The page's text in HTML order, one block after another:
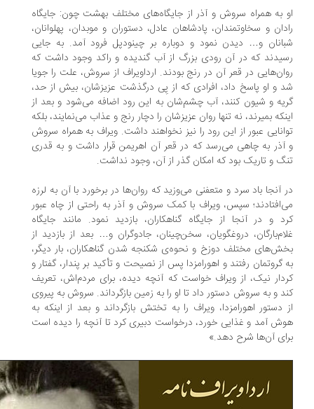
به همراه سروش و آذر از جایگاه‌های مختلف بهشت چون: جایگاه
و سخاوتمندان، پادشاهان عادل، دستوران و موبدان، پهلوانان،
و… دیدن نمود و دوباره بر چینودپل فرود آمد. به جایی
که در آن رودی بزرگ از آب گندیده و راکد وجود داشت که
در قعر آن در رنج بودند. ارداویراف از سروش، علت را جویا
و او پاسخ داد، افرادی که از پِی درگذشت عزیزشان، بیش از حد،
و شیون کنند، آب چشم‌شان به این رود اضافه می‌شود و بعد از
بمیرند، نه تنها روان عزیزشان را دچار رنج و عذاب می‌نمایند، بلکه
عبور از این رود را نیز نخواهند داشت. ویراف به همراه سروش
به چاهی می‌رسد که در قعر آن اهریمن قرار داشت و به قدری
و تاریک بود که امکان گذر از آن، وجود نداشت.
آنجا باد سرد و متعفنی می‌وزید که روان‌ها در برخورد با آن به لرزه
سپس، ویراف با کمک سروش و آذر به راحتی از چاه عبور
و در آنجا از جایگاه گناهکاران، بازدید نمود. مانند جایگاه
دروغگویان، سخن‌چینان، جادوگران و… بعد از بازدید از
مختلف دوزخ و نحوه‌ی شکنجه شدن گناهکاران، بار دیگر،
گروتمان رفتند و اهورامزدا پس از نصیحت و تأکید بر پندار، گفتار و
نیک، از ویراف خواست که آنچه دیده، برای مردم‌اش، تعریف
و به سروش دستور داد تا او را به زمین بازگرداند. سروش به پیروی
دستور اهورامزدا، ویراف را به تختش بازگرداند و بعد از اینکه به
آمد و غذایی خورد، درخواست دبیری کرد تا آنچه را دیده است
آن‌ها شرح دهد.»